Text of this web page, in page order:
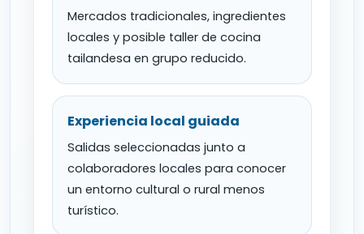
Mercados tradicionales, ingredientes
locales y posible taller de cocina
tailandesa en grupo reducido.
Experiencia local guiada
Salidas seleccionadas junto a
colaboradores locales para conocer
un entorno cultural o rural menos
turístico.